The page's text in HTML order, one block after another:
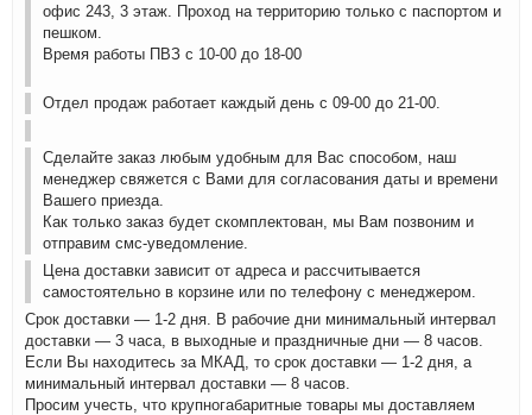
офис 243, 3 этаж. Проход на территорию только с паспортом и
пешком.
Время работы ПВЗ с 10-00 до 18-00
Отдел продаж работает каждый день с 09-00 до 21-00.
Сделайте заказ любым удобным для Вас способом, наш
менеджер свяжется с Вами для согласования даты и времени
Вашего приезда.
Как только заказ будет скомплектован, мы Вам позвоним и
отправим смс-уведомление.
Цена доставки зависит от адреса и рассчитывается
самостоятельно в корзине или по телефону с менеджером.
Срок доставки — 1-2 дня. В рабочие дни минимальный интервал
доставки — 3 часа, в выходные и праздничные дни — 8 часов.
Если Вы находитесь за МКАД, то срок доставки — 1-2 дня, а
минимальный интервал доставки — 8 часов.
Просим учесть, что крупногабаритные товары мы доставляем